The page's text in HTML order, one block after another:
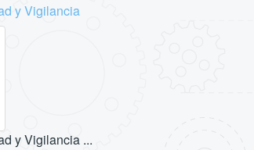
y Vigilancia
y Vigilancia ...